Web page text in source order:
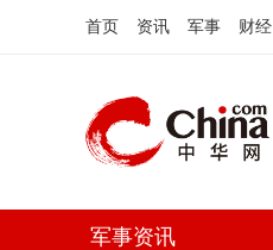
首页 资讯 军事 财经
军事资讯